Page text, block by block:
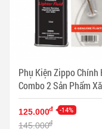
Phụ Kiện Zippo Chính
Combo 2 Sản Phẩm
Và Đá - Mã SP:
125.000đ -14%
145.000đ